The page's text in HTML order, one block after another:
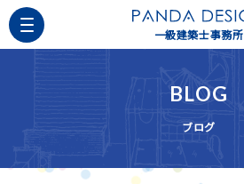
一級建築士事務所
BLOG
ブログ